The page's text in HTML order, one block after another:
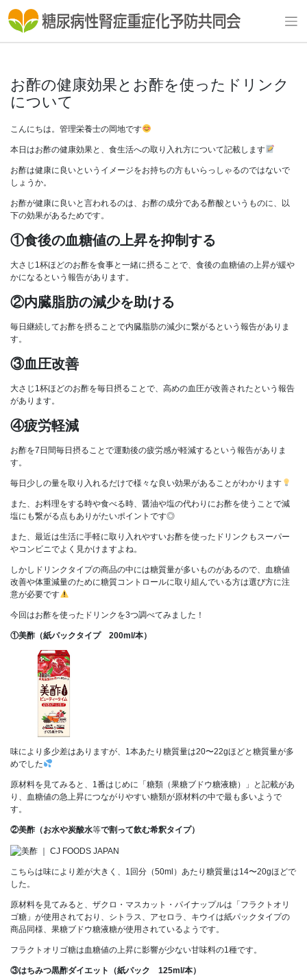
content
お酢の健康効果とお酢を使ったドリンク
について
こんにちは。管理栄養士の岡地です
本日はお酢の健康効果と、食生活への取り入れ方について記載します
お酢は健康に良いというイメージをお持ちの方もいらっしゃるのではないで
しょうか。
お酢が健康に良いと言われるのは、お酢の成分である酢酸というものに、以
下の効果があるためです。
①食後の血糖値の上昇を抑制する
大さじ1杯ほどのお酢を食事と一緒に摂ることで、食後の血糖値の上昇が緩や
かになるという報告があります。
②内臓脂肪の減少を助ける
毎日継続してお酢を摂ることで内臓脂肪の減少に繋がるという報告がありま
す。
③血圧改善
大さじ1杯ほどのお酢を毎日摂ることで、高めの血圧が改善されたという報告
があります。
④疲労軽減
お酢を7日間毎日摂ることで運動後の疲労感が軽減するという報告がありま
す。
毎日少しの量を取り入れるだけで様々な良い効果があることがわかります
また、お料理をする時や食べる時、醤油や塩の代わりにお酢を使うことで減
塩にも繋がる点もありがたいポイントです◎
また、最近は生活に手軽に取り入れやすいお酢を使ったドリンクもスーパー
やコンビニでよく見かけますよね。
しかしドリンクタイプの商品の中には糖質量が多いものがあるので、血糖値
改善や体重減量のために糖質コントロールに取り組んでいる方は選び方に注
意が必要です
今回はお酢を使ったドリンクを3つ調べてみました！
①美酢（紙パックタイプ 200ml/本）
味により多少差はありますが、1本あたり糖質量は20〜22gほどと糖質量が多
めでした
原材料を見てみると、1番はじめに「糖類（果糖ブドウ糖液糖）」と記載があ
り、血糖値の急上昇につながりやすい糖類が原材料の中で最も多いようで
す。
②美酢（お水や炭酸水等で割って飲む希釈タイプ）
こちらは味により差が大きく、1回分（50ml）あたり糖質量は14〜20gほどで
した。
原材料を見てみると、ザクロ・マスカット・パイナップルは「フラクトオリ
ゴ糖」が使用されており、シトラス、アセロラ、キウイは紙パックタイプの
商品同様、果糖ブドウ糖液糖が使用されているようです。
フラクトオリゴ糖は血糖値の上昇に影響が少ない甘味料の1種です。
③はちみつ黒酢ダイエット（紙パック 125ml/本）